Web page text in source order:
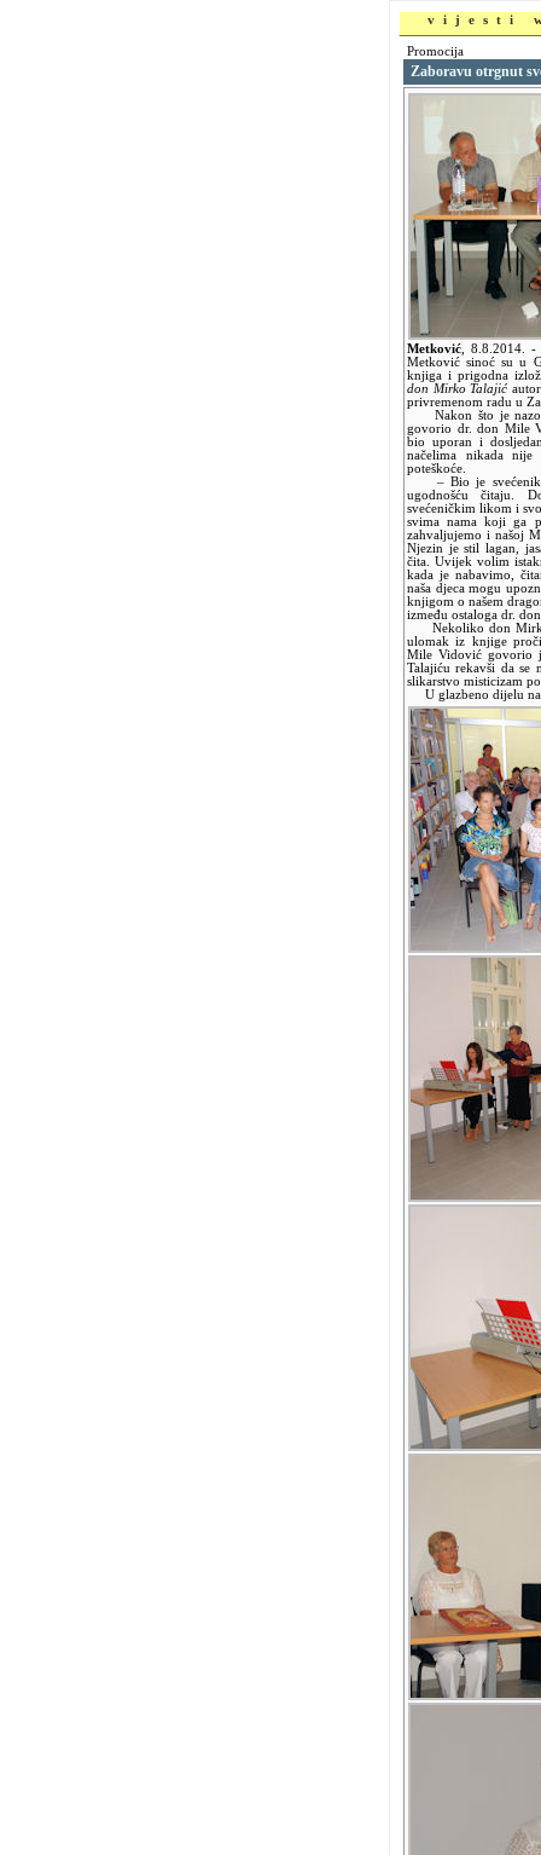
vijesti
Promocija
Zaboravu otrgnut
Metković ,8.8.2014.-
Metković sinoć su u
knjiga i prigodna
don Mirko Talajić
privremenom radu u
Nakon što je
govorio dr. don Mile
bio uporan i
načelima nikada
poteškoće.
– Bio je svećenik
ugodnošću čitaju.
svećeničkim likom i
svima nama koji ga
zahvaljujemo i našoj
Njezin je stil lagan,
čita. Uvijek volim
kada je nabavimo,
naša djeca mogu
knjigom o našem
između ostaloga dr.
Nekoliko don
ulomak iz knjige
Mile Vidović govorio
Talajiću rekavši da se
slikarstvo misticizam
U glazbeno dijelu